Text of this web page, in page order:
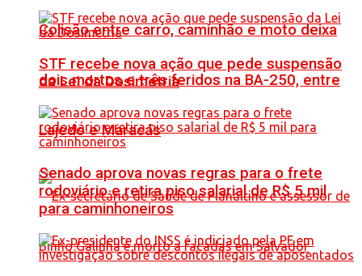
Colisão entre carro, caminhão e moto deixa
dois mortos e três feridos na BA-250, entre
Lajedo e Maracás
STF recebe nova ação que pede suspensão
da Lei da Dosimetria
Senado aprova novas regras para o frete
rodoviário e retira piso salarial de R$ 5 mil
para caminhoneiros